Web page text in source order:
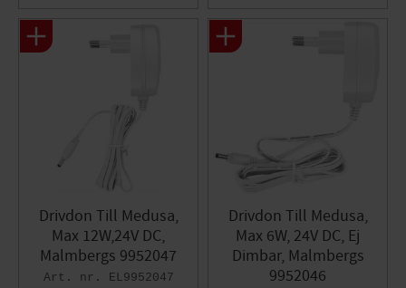
Drivdon Till Medusa,
Max 12W,24V DC,
Malmbergs 9952047
EL9952047
Drivdon Till Medusa,
Max 6W, 24V DC, Ej
Dimbar, Malmbergs
9952046